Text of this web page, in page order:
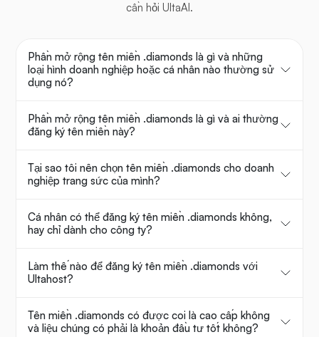
cần hỏi UltaAI.
Phần mở rộng tên miền .diamonds là gì và những
loại hình doanh nghiệp hoặc cá nhân nào thường sử
dụng nó?
Phần mở rộng tên miền .diamonds là gì và ai thường
đăng ký tên miền này?
Tại sao tôi nên chọn tên miền .diamonds cho doanh
nghiệp trang sức của mình?
Cá nhân có thể đăng ký tên miền .diamonds không,
hay chỉ dành cho công ty?
Làm thế nào để đăng ký tên miền .diamonds với
Ultahost?
Tên miền .diamonds có được coi là cao cấp không
và liệu chúng có phải là khoản đầu tư tốt không?